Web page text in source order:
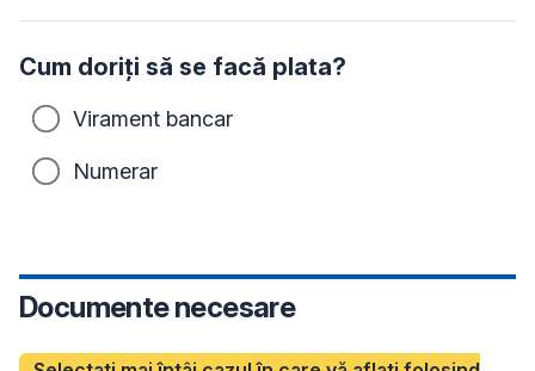
Cum doriți să se facă plata?
Virament bancar
Numerar
Documente necesare